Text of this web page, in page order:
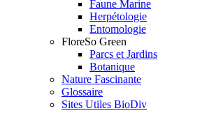
Faune Marine
Herpétologie
Entomologie
FloreSo Green
Parcs et Jardins
Botanique
Nature Fascinante
Glossaire
Sites Utiles BioDiv